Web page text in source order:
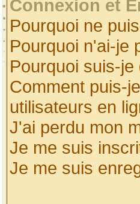
Connexion et
Pourquoi ne
Pourquoi n'ai-je
Pourquoi suis-
Comment puis-
utilisateurs en
J'ai perdu mon
Je me suis
Je me suis